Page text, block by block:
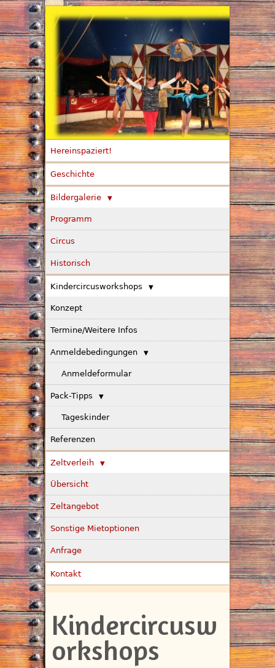
Hereinspaziert!
Geschichte
Bildergalerie
Programm
Circus
Historisch
Kindercircusworkshops
Konzept
Termine/Weitere Infos
Anmeldebedingungen
Anmeldeformular
Pack-Tipps
Tageskinder
Referenzen
Zeltverleih
Übersicht
Zeltangebot
Sonstige Mietoptionen
Anfrage
Kontakt
Kindercircusw
orkshops